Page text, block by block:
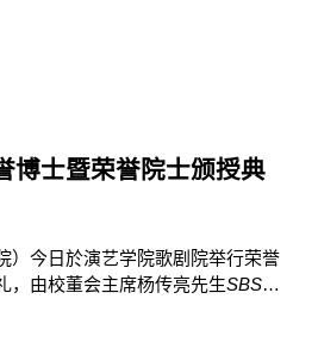
博士暨荣誉院士颁授典
）今日於演艺学院歌剧院举行荣誉
，由校董会主席杨传亮先生SBS
表演艺术方面的成就及对演艺学院